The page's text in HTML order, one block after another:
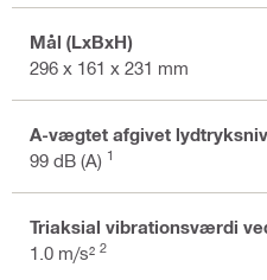
Mål (LxBxH)
296 x 161 x 231 mm
A-vægtet afgivet
99 dB (A) 1
Triaksial vibrationsværdi
1.0 m/s² 2